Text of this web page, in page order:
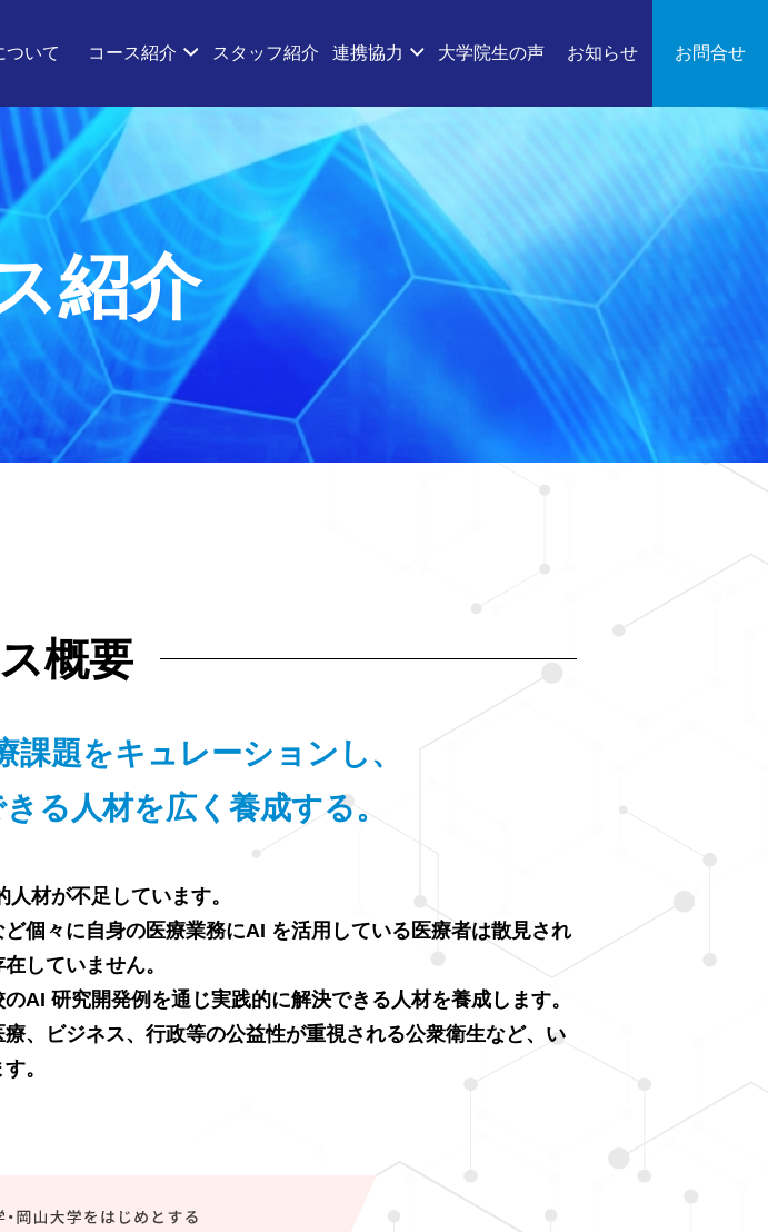
ついて コース紹介 スタッフ紹介 連携協力 大学院生の声 お知らせ お問合せ
紹介
概要
題をキュレーションし、
る人材を広く養成する。
材が不足しています。
個々に自身の医療業務にAI を活用している医療者は散見され
していません。
AI 研究開発例を通じ実践的に解決できる人材を養成します。
、ビジネス、行政等の公益性が重視される公衆衛生など、い
。